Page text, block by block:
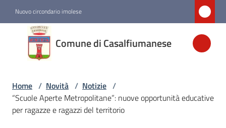
Nuovo circondario imolese
Comune di Casalfiumanese
Comune di
Casalfiumanese
Amministrazione
Home / Novità / Notizie /
“Scuole Aperte Metropolitane”: nuove opportunità educative
per ragazze e ragazzi del territorio